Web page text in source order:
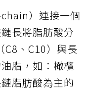
）連接一個
長將脂肪酸分
C8、C10）與長
脂，如：橄欖
脂肪酸為主的